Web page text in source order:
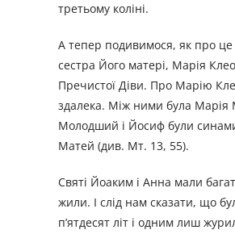
третьому коліні.
А тепер подивимося, як про це
сестра Його матері, Марія
Пречистої Діви. Про Марію
здалека. Між ними була Марія
Молодший і Йосиф були синами
Матей (див. Мт. 13, 55).
Святі Йоаким і Анна мали
жили. І слід нам сказати, що
п’ятдесят літ і одним лиш